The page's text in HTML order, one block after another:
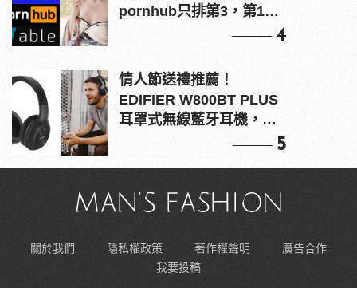
pornhub只排第3，第1名
4
情人節送禮推薦！
EDIFIER W800BT PLUS
耳罩式無線藍牙耳機，在
5
關於我們 隱私權政策 著作權聲明
廣告合作
我要投稿